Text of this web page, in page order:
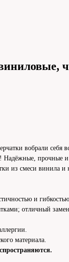
вобрали себя
Надёжные, прочные
из смеси винила
и
отличный
материала.